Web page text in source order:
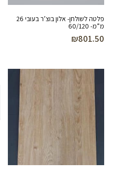
פלטה לשולחן- אלון בוצ’ר בעובי 26
מ”מ- 60/120
₪801.50